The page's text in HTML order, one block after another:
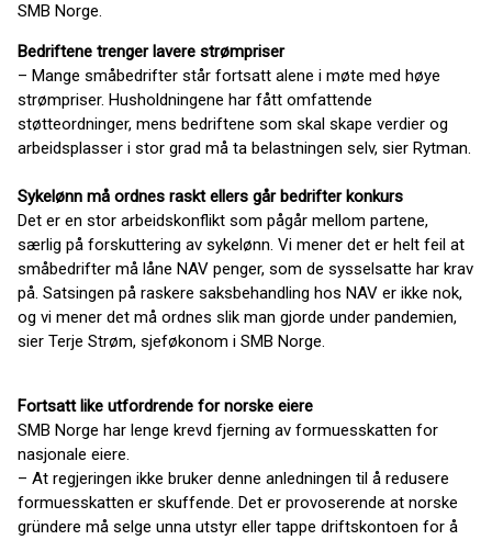
SMB Norge.
Bedriftene trenger lavere strømpriser
– Mange småbedrifter står fortsatt alene i møte med høye
strømpriser. Husholdningene har fått omfattende
støtteordninger, mens bedriftene som skal skape verdier og
arbeidsplasser i stor grad må ta belastningen selv, sier Rytman.
Sykelønn må ordnes raskt ellers går bedrifter konkurs
Det er en stor arbeidskonflikt som pågår mellom partene,
særlig på forskuttering av sykelønn. Vi mener det er helt feil at
småbedrifter må låne NAV penger, som de sysselsatte har krav
på. Satsingen på raskere saksbehandling hos NAV er ikke nok,
og vi mener det må ordnes slik man gjorde under pandemien,
sier Terje Strøm, sjeføkonom i SMB Norge.
Fortsatt like utfordrende for norske eiere
SMB Norge har lenge krevd fjerning av formuesskatten for
nasjonale eiere.
– At regjeringen ikke bruker denne anledningen til å redusere
formuesskatten er skuffende. Det er provoserende at norske
gründere må selge unna utstyr eller tappe driftskontoen for å